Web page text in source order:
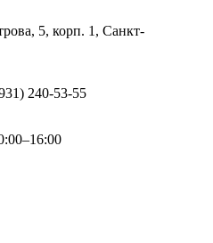
5, корп. 1, Санкт-
240-53-55